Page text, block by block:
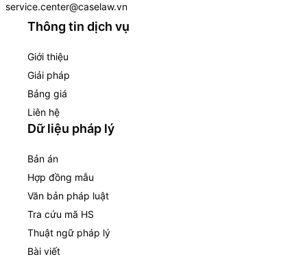
service.center@caselaw.vn
Thông tin dịch vụ
Giới thiệu
Giải pháp
Bảng giá
Liên hệ
Dữ liệu pháp lý
Bản án
Hợp đồng mẫu
Văn bản pháp luật
Tra cứu mã HS
Thuật ngữ pháp lý
Bài viết